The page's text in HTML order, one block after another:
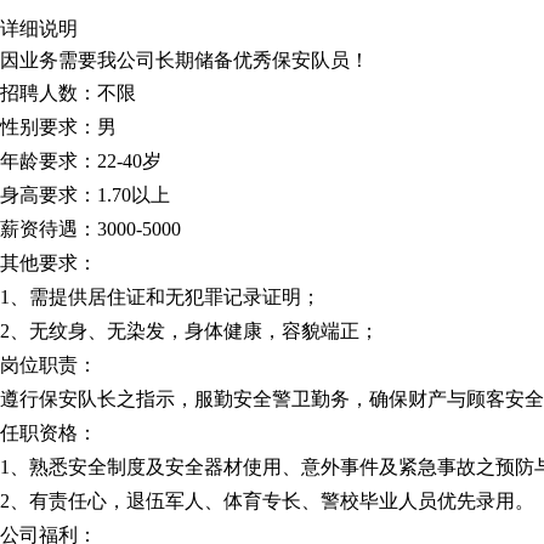
详细说明
因业务需要我公司长期储备优秀保安队员！
招聘人数： 不限
性别要求： 男
年龄要求： 22-40岁
身高要求： 1.70以上
薪资待遇 ：3000-5000
其他要求：
1、需提供居住证和无犯罪记录证明；
2、无纹身、无染发，身体健康，容貌端正；
岗位职责：
遵行保安队长之指示，服勤安全警卫勤务，确保财产与顾客安全
任职资格：
1、熟悉安全制度及安全器材使用、意外事件及紧急事故之预防
2、有责任心，退伍军人、体育专长、警校毕业人员优先录用。
公司福利：